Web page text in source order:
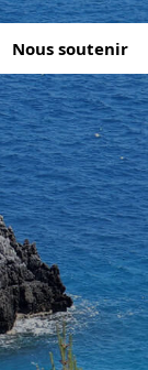
Nous soutenir